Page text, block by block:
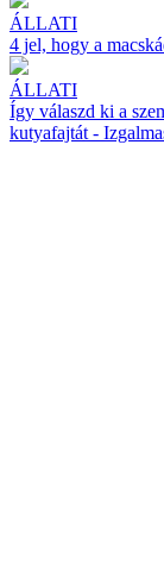
ÁLLATI
4 jel, hogy a
ÁLLATI
Így válaszd ki a
kutyafajtát -